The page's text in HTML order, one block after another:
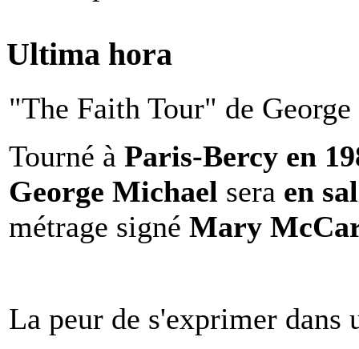
Ultima hora
"The Faith Tour" de
Tourné à Paris-Bercy en
George Michael sera en
métrage signé Mary
La peur de s'exprimer dans